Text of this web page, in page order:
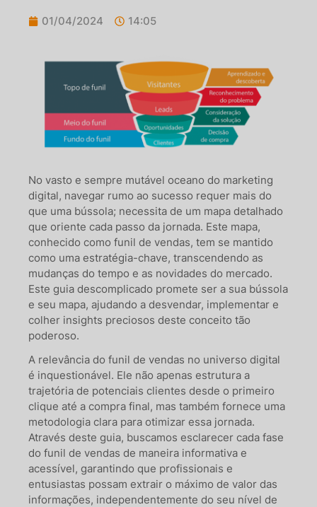
01/04/2024 14:05
No vasto e sempre mutável oceano do marketing
digital, navegar rumo ao sucesso requer mais do
que uma bússola; necessita de um mapa detalhado
que oriente cada passo da jornada. Este mapa,
conhecido como funil de vendas, tem se mantido
como uma estratégia-chave, transcendendo as
mudanças do tempo e as novidades do mercado.
Este guia descomplicado promete ser a sua bússola
e seu mapa, ajudando a desvendar, implementar e
colher insights preciosos deste conceito tão
poderoso.
A relevância do funil de vendas no universo digital
é inquestionável. Ele não apenas estrutura a
trajetória de potenciais clientes desde o primeiro
clique até a compra final, mas também fornece uma
metodologia clara para otimizar essa jornada.
Através deste guia, buscamos esclarecer cada fase
do funil de vendas de maneira informativa e
acessível, garantindo que profissionais e
entusiastas possam extrair o máximo de valor das
informações, independentemente do seu nível de